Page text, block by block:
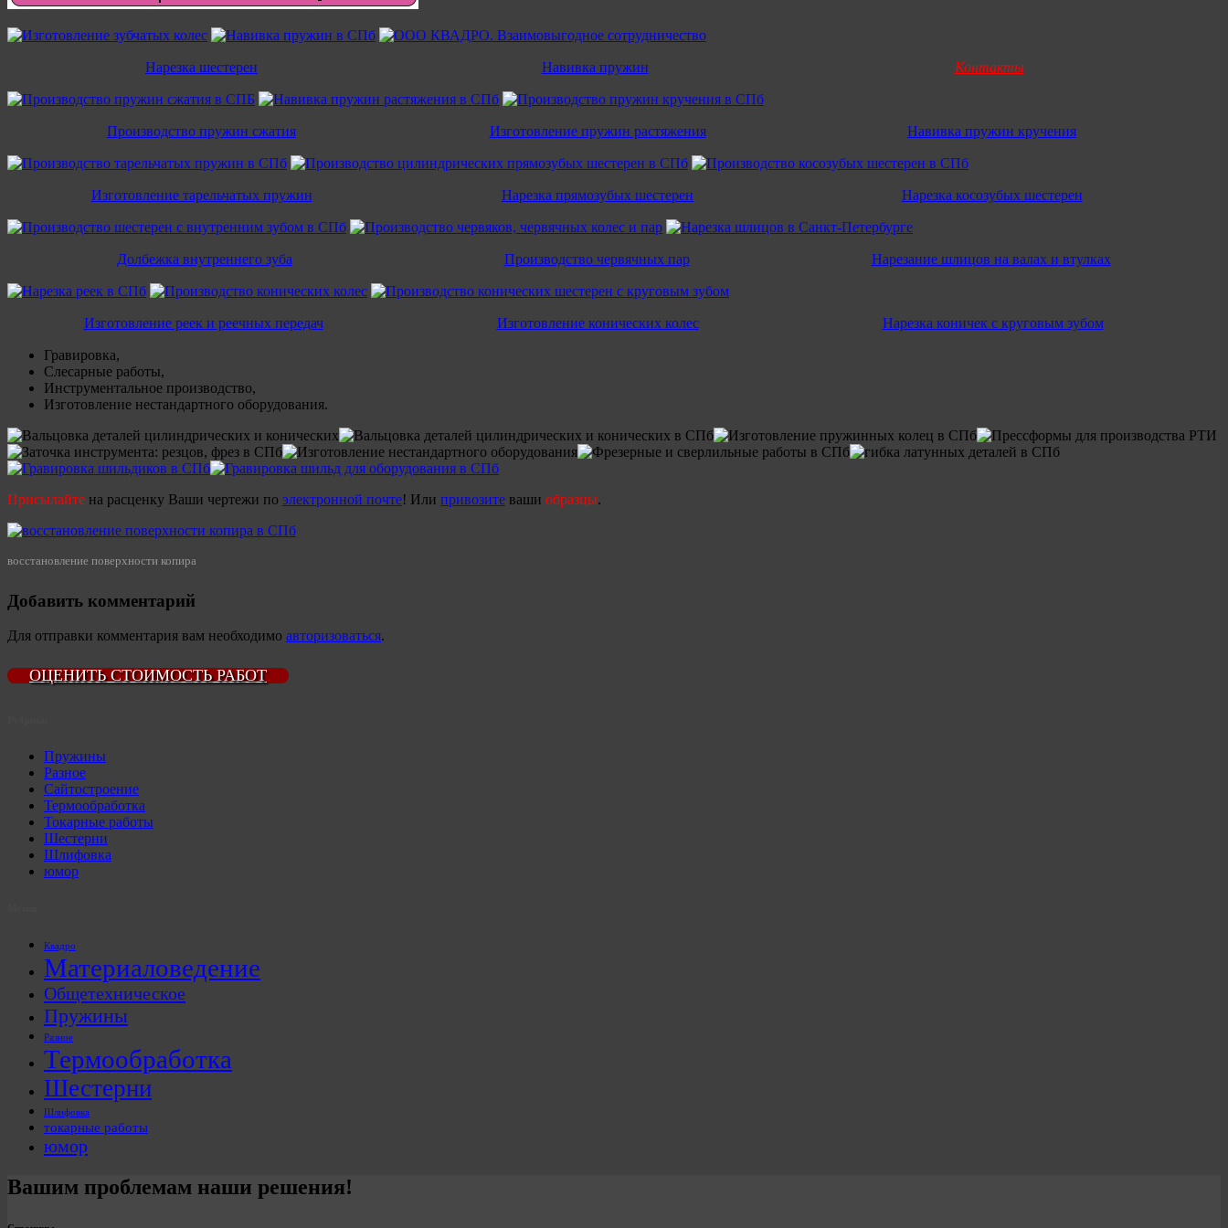
Нарезка шестерен Навивка пружин Контакты
Производство пружин сжатия Изготовление пружин растяжения Навивка пружин кручения
Изготовление тарельчатых пружин Нарезка прямозубых шестерен Нарезка косозубых шестерен
Долбежка внутреннего зуба Производство червячных пар Нарезание шлицов на валах и втулках
Изготовление реек и реечных передач Изготовление конических колес Нарезка коничек с круговым зубом
Гравировка,
Слесарные работы,
Инструментальное производство,
Изготовление нестандартного оборудования.
Присылайте на расценку Ваши чертежи по электронной почте! Или привозите ваши образцы.
восстановление поверхности копира
Добавить комментарий
Для отправки комментария вам необходимо авторизоваться.
ОЦЕНИТЬ СТОИМОСТЬ РАБОТ
Пружины
Разное
Сайтостроение
Термообработка
Токарные работы
Шестерни
Шлифовка
юмор
Квадро
Материаловедение
Общетехническое
Пружины
Разное
Термообработка
Шестерни
Шлифовка
токарные работы
юмор
Вашим проблемам наши решения!